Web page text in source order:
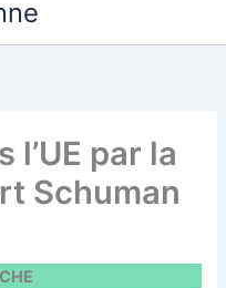
l’UE par la
Schuman